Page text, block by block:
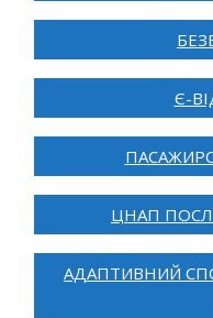
Є-
ЦНАП
АДАПТИВНИЙ